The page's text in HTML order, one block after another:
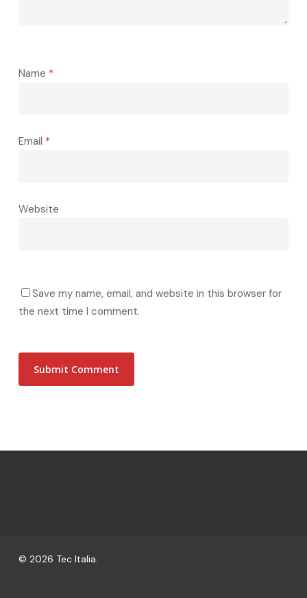
Name *
Email *
Website
Save my name, email, and website in this browser for
the next time I comment.
© 2026 Tec Italia.